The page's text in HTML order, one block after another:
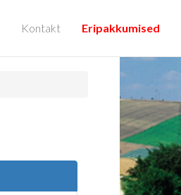
Kontakt Eripakkumised